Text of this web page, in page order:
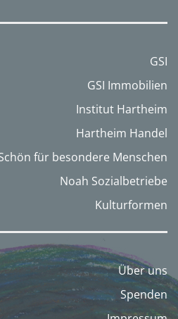
GSI
GSI Immobilien
Institut Hartheim
Hartheim Handel
für besondere Menschen
Noah Sozialbetriebe
Kulturformen
Über uns
Spenden